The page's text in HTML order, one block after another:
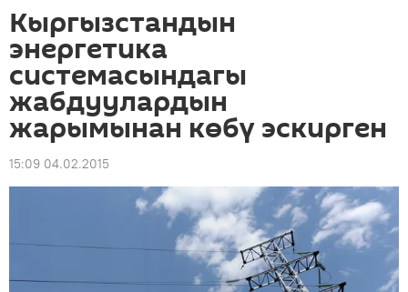
Кыргызстандын
энергетика
системасындагы
жабдуулардын
жарымынан көбү эскирген
15:09 04.02.2015